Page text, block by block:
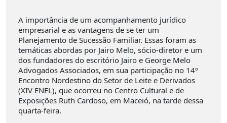
A importância de um acompanhamento jurídico
empresarial e as vantagens de se ter um
Planejamento de Sucessão Familiar. Essas foram as
temáticas abordas por Jairo Melo, sócio-diretor e um
dos fundadores do escritório Jairo e George Melo
Advogados Associados, em sua participação no 14º
Encontro Nordestino do Setor de Leite e Derivados
(XIV ENEL), que ocorreu no Centro Cultural e de
Exposições Ruth Cardoso, em Maceió, na tarde dessa
quarta-feira.